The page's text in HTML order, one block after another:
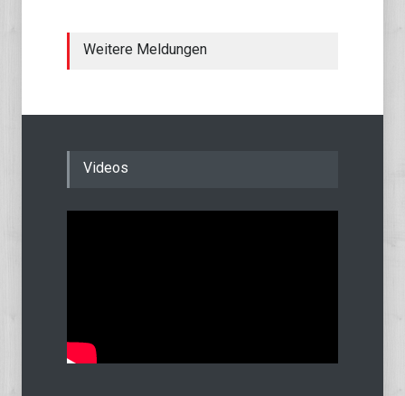
Weitere Meldungen
Videos